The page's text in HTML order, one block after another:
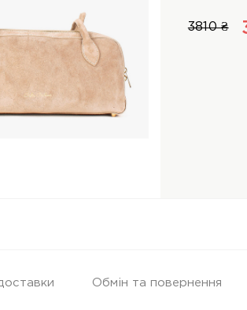
3810 ₴
Обмін та повернення